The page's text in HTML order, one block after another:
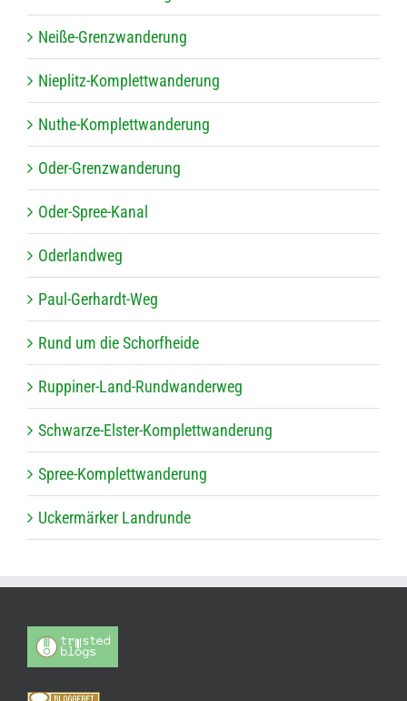
Neiße-Grenz­wan­de­rung
Nie­plitz-Kom­plett­wan­de­rung
Nuthe-Kom­plett­wan­de­rung
Oder-Grenz­wan­de­rung
Oder-Spree-Kanal
Oder­land­weg
Paul-Ger­hardt-Weg
Rund um die Schorfheide
Rup­pi­ner-Land-Rund­wan­der­weg
Schwarze-Els­ter-Kom­plett­wan­de­rung
Spree-Kom­plett­wan­de­rung
Ucker­mär­ker Landrunde